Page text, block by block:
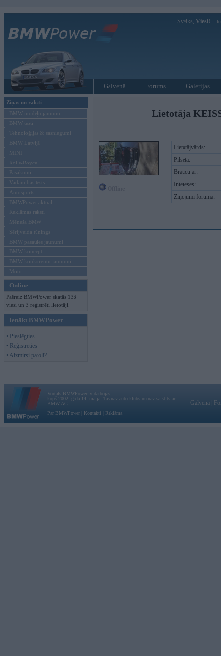
Sveiks, Viesi!
Galvenā Forums Galerijas
Ziņas un raksti
BMW modeļu jaunumi
BMW testi
Tehnoloģijas & sasniegumi
BMW Latvijā
MINI
Rolls-Royce
Pasākumi
Vadāmības tests
Autosports
BMWPower aktuāli
Reklāmas raksti
Mēneša BMW
Sērijveida tūnings
BMW pasaules jaunumi
BMW koncepti
BMW konkurentu jaunumi
Moto
Online
Pašreiz BMWPower skatās 136
viesi un 3 reģistrēti lietotāji.
Ienākt BMWPower
• Pieslēgties
• Reģistrēties
• Aizmirsi paroli?
Lietotāja
Lietotājvārds:
Pilsēta:
Braucu ar:
Intereses:
Ziņojumi forumā:
Vortāls BMWPower.lv darbojas
kopš 2002. gada 14. maija. Tas nav auto klubs un nav saistīts ar
BMW AG.
Par BMWPower
Kontakti Reklāma
Galvena